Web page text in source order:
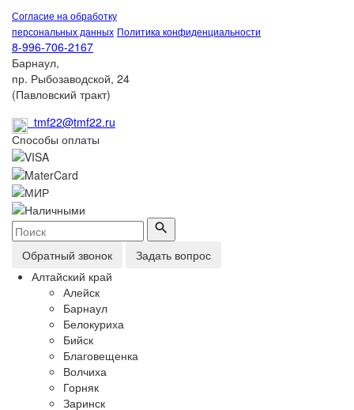
Согласие на обработку
персональных данных Политика конфиденциальности
8-996-706-2167
Барнаул,
пр. Рыбозаводской, 24
(Павловский тракт)
tmf22@tmf22.ru
Способы оплаты
Обратный звонок
Задать вопрос
Алтайский край
Алейск
Барнаул
Белокуриха
Бийск
Благовещенка
Волчиха
Горняк
Заринск